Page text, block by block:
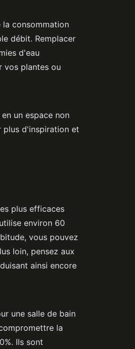
consommation
débit. Remplacer
d'eau
vos plantes ou
un espace non
plus d'inspiration et
plus efficaces
environ 60
vous pouvez
loin, pensez aux
ainsi encore
une salle de bain
la
Ils sont